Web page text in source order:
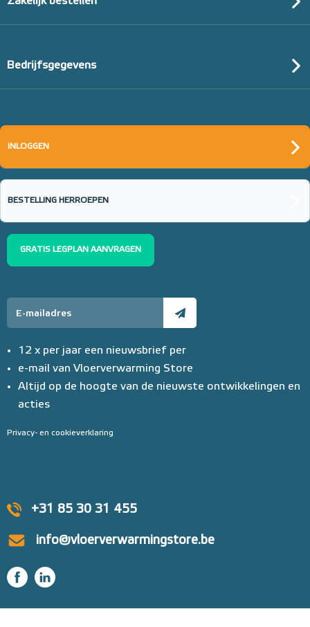
+31 85 30 31 455
info@vloerverwarmingstore.be
Bedrijfsgegevens
INLOGGEN
BESTELLING HERROEPEN
GRATIS LEGPLAN AANVRAGEN
12 x per jaar een nieuwsbrief per
e-mail van Vloerverwarming Store
Altijd op de hoogte van de nieuwste ontwikkelingen en
acties
Privacy- en cookieverklaring